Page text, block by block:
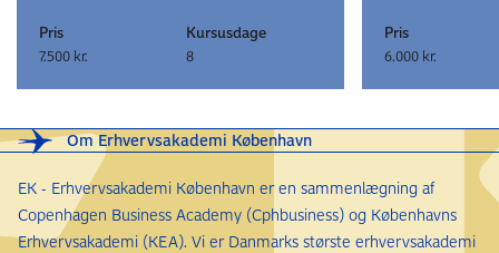
Pris
7.500 kr.
Kursusdage
8
Pris
6.000 kr.
Om Erhvervsakademi København
EK - Erhvervsakademi København er en sammenlægning af
Copenhagen Business Academy (Cphbusiness) og Københavns
Erhvervsakademi (KEA). Vi er Danmarks største erhvervsakademi